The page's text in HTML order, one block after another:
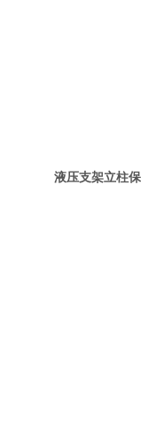
液压支架立柱